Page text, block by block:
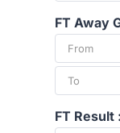
FT Away
FT Result :